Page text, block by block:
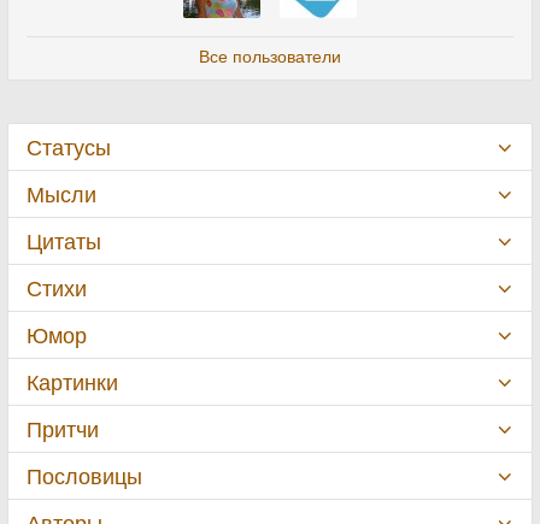
Все пользователи
Статусы
Мысли
Цитаты
Стихи
Юмор
Картинки
Притчи
Пословицы